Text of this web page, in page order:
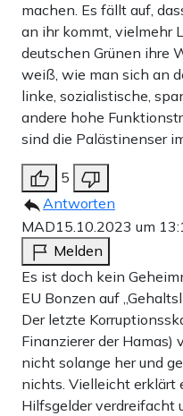
machen. Es fällt auf,
an ihr kommt, vielmehr
deutschen Grünen ihre
weiß, wie man sich an
linke, sozialistische,
andere hohe
sind die Palästinenser
5
Antworten
MAD15.10.2023 um
Melden
Es ist doch kein
EU Bonzen auf
Der letzte
Finanzierer der
nicht solange her und
nichts. Vielleicht erklärt
Hilfsgelder verdreifacht